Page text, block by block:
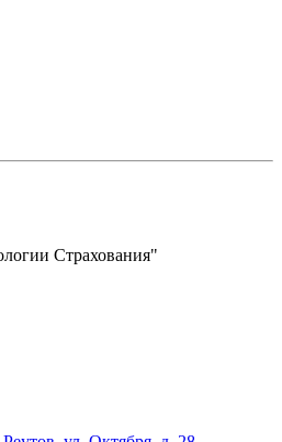
Страхования"